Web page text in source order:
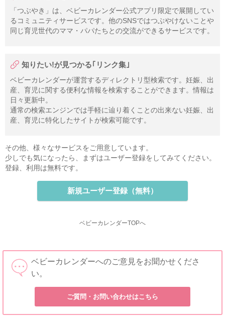
「つぶやき」は、ベビーカレンダー公式アプリ限定で展開してい
るコミュニティサービスです。他のSNSではつぶやけないことや
同じ育児世代のママ・パパたちとの交流ができるサービスです。
知りたい!が見つかる｢リンク集｣
ベビーカレンダーが運営するディレクトリ型検索です。妊娠、出
産、育児に関する便利な情報を検索することができます。情報は
日々更新中。
通常の検索エンジンでは手軽に辿り着くことの出来ない妊娠、出
産、育児に特化したサイトが検索可能です。
その他、様々なサービスをご用意しています。
少しでも気になったら、まずはユーザー登録をしてみてください。
登録、利用は無料です。
新規ユーザー登録（無料）
ベビーカレンダーTOPへ
ベビーカレンダーへのご意見をお聞かせくださ
い。
ご質問・お問い合わせはこちら